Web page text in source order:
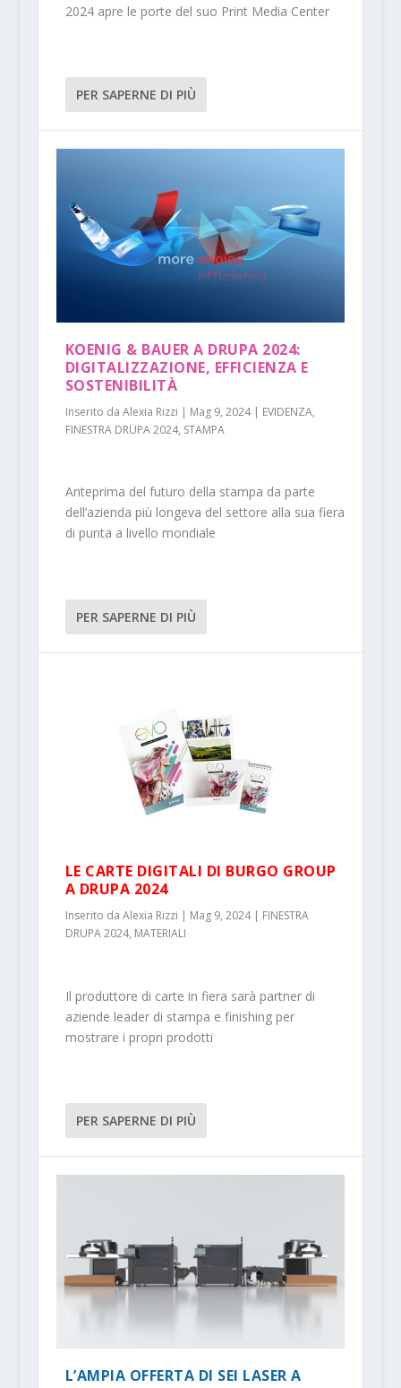
2024 apre le porte del suo Print Media Center
PER SAPERNE DI PIÙ
KOENIG & BAUER A DRUPA 2024:
DIGITALIZZAZIONE, EFFICIENZA E
SOSTENIBILITÀ
Inserito da Alexia Rizzi | Mag 9, 2024| EVIDENZA,
FINESTRA DRUPA 2024, STAMPA
Anteprima del futuro della stampa da parte
dell’azienda più longeva del settore alla sua fiera
di punta a livello mondiale
PER SAPERNE DI PIÙ
LE CARTE DIGITALI DI BURGO GROUP
A DRUPA 2024
Inserito da Alexia Rizzi | Mag 9, 2024| FINESTRA
DRUPA 2024, MATERIALI
Il produttore di carte in fiera sarà partner di
aziende leader di stampa e finishing per
mostrare i propri prodotti
PER SAPERNE DI PIÙ
L’AMPIA OFFERTA DI SEI LASER A